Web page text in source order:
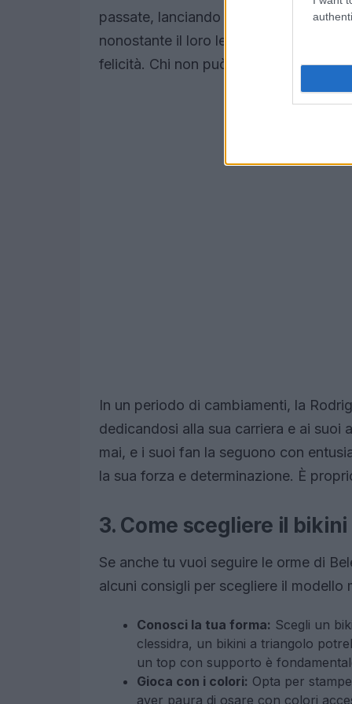
passate, lanciando anche alcune
nonostante il loro legame, è
felicità. Chi non può comprendere
In un periodo di cambiamenti, la
dedicandosi alla sua carriera e ai suoi
mai, e i suoi fan la seguono con
la sua forza e determinazione. È
3. Come scegliere il
Se anche tu vuoi seguire le orme di
alcuni consigli per scegliere il
Conosci la tua forma: Scegli un
clessidra, un bikini a triangolo
un top con supporto è
Gioca con i colori: Opta per
aver paura di osare con colori